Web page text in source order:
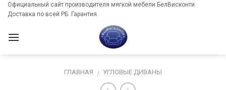
SkipОфициальный сайт производителя мягкой мебели БелВисконти.
Доставка по всей РБ. Гарантия.
ГЛАВНАЯ / УГЛОВЫЕ ДИВАНЫ